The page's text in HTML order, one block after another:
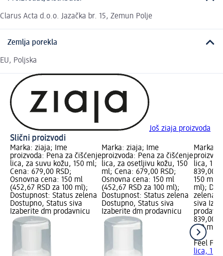
Clarus Acta d.o.o. Jazačka br. 15, Zemun Polje
Zemlja porekla
EU, Poljska
Još ziaja proizvoda
Slični proizvodi
Marka: ziaja; Ime
proizvoda: Pena za čišćenje
lica, za suvu kožu, 150 ml;
Cena: 679,00 RSD;
Osnovna cena: 150 ml
(452,67 RSD za 100 ml);
Dostupnost: Status zelena
Dostupno, Status siva
Izaberite dm prodavnicu
Marka: ziaja; Ime
proizvoda: Pena za čišćenje
lica, za osetljivu kožu, 150
ml; Cena: 679,00 RSD;
Osnovna cena: 150 ml
(452,67 RSD za 100 ml);
Dostupnost: Status zelena
Dostupno, Status siva
Izaberite dm prodavnicu
Marka:
lica,
839,00
150 ml
ml);
zelena
siva
839,00
150 ml
ml)
Feel
lica, 150